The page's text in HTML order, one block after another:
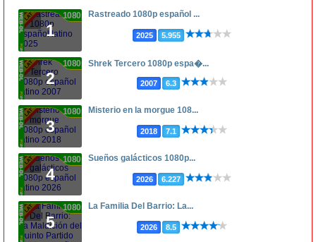
1
1080p Rastreado 1080p español ...
2025 5.955
2
1080p Shrek Tercero 1080p espa�...
2007 6.3
3
1080p Misterio en la morgue 108...
2018 7.1
4
1080p Sueños galácticos 1080p...
2026 6.227
5
1080p La Familia Del Barrio: La...
2026 8.5